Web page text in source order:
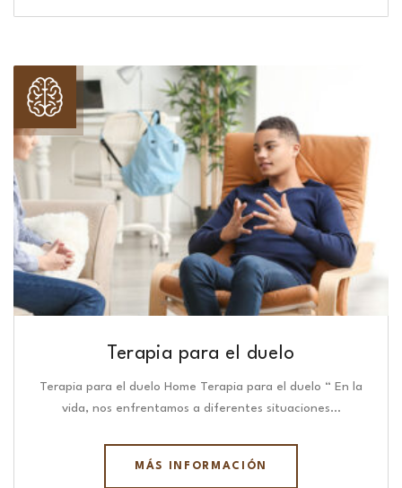
Terapia para el duelo
Terapia para el duelo Home Terapia para el duelo “ En la
vida, nos enfrentamos a diferentes situaciones…
MÁS INFORMACIÓN